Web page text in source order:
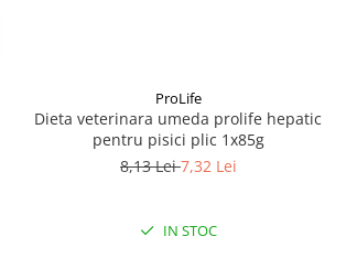
ProLife
Dieta veterinara umeda prolife hepatic
pentru pisici plic 1x85g
8,13 Lei7,32 Lei
IN STOC